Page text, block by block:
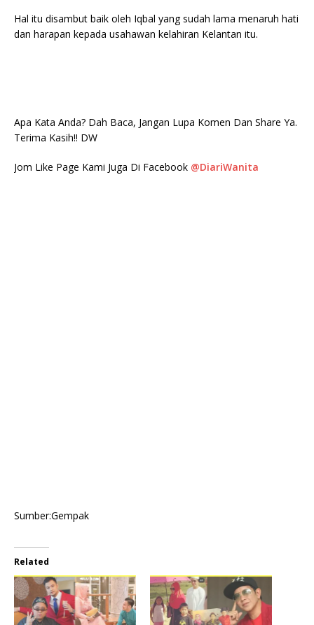
Hal itu disambut baik oleh Iqbal yang sudah lama menaruh hati
dan harapan kepada usahawan kelahiran Kelantan itu.
Apa Kata Anda? Dah Baca, Jangan Lupa Komen Dan Share Ya.
Terima Kasih!! DW
Jom Like Page Kami Juga Di Facebook @DiariWanita
Sumber:Gempak
Related